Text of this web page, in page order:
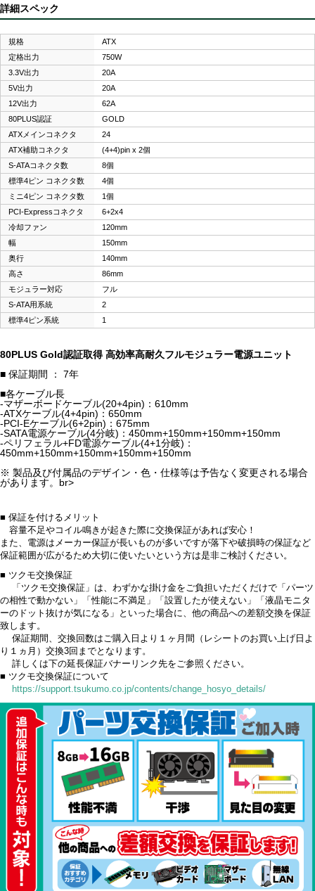
詳細スペック
規格
ATX
定格出力
750W
3.3V出力
20A
5V出力
20A
12V出力
62A
80PLUS認証
GOLD
ATXメインコネクタ
24
ATX補助コネクタ
(4+4)pin x 2個
S-ATAコネクタ数
8個
標準4ピン コネクタ数
4個
ミニ4ピン コネクタ数
1個
PCI-Expressコネクタ
6+2x4
冷却ファン
120mm
幅
150mm
奥行
140mm
高さ
86mm
モジュラー対応
フル
S-ATA用系統
2
標準4ピン系統
1
80PLUS Gold認証取得 高効率高耐久フルモジュラー電源ユニット
■ 保証期間 ： 7年
■各ケーブル長
-マザーボードケーブル(20+4pin)：610mm
-ATXケーブル(4+4pin)：650mm
-PCI-Eケーブル(6+2pin)：675mm
-SATA電源ケーブル(4分岐)：450mm+150mm+150mm+150mm
-ペリフェラル+FD電源ケーブル(4+1分岐)：
450mm+150mm+150mm+150mm+150mm
※ 製品及び付属品のデザイン・色・仕様等は予告なく変更される場合
があります。br>
■ 保証を付けるメリット
容量不足やコイル鳴きが起きた際に交換保証があれば安心！
また、電源はメーカー保証が長いものが多いですが落下や破損時の保証など
保証範囲が広がるため大切に使いたいという方は是非ご検討ください。
■ ツクモ交換保証
「ツクモ交換保証」は、わずかな掛け金をご負担いただくだけで「パーツ
の相性で動かない」「性能に不満足」「設置したが使えない」「液晶モニタ
ーのドット抜けが気になる」といった場合に、他の商品への差額交換を保証
致します。
保証期間、交換回数はご購入日より１ヶ月間（レシートのお買い上げ日よ
り１ヵ月）交換3回までとなります。
詳しくは下の延長保証バナーリンク先をご参照ください。
■ ツクモ交換保証について
https://support.tsukumo.co.jp/contents/change_hosyo_details/